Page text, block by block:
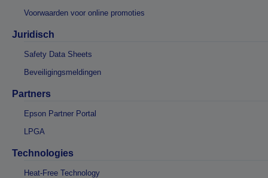
Voorwaarden voor online promoties
Juridisch
Safety Data Sheets
Beveiligingsmeldingen
Partners
Epson Partner Portal
LPGA
Technologies
Heat-Free Technology